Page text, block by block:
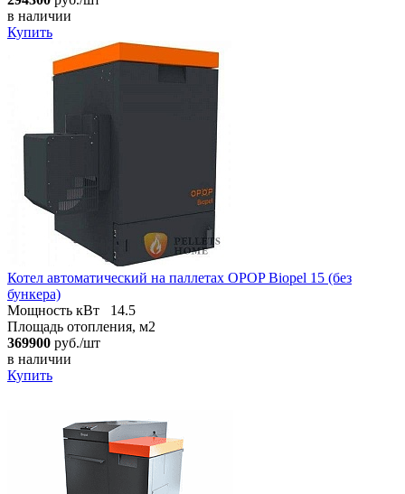
в наличии
Купить
Котел автоматический на паллетах OPOP Biopel 15 (без
бункера)
Мощность кВт
14.5
Площадь отопления, м2
369900 руб./шт
в наличии
Купить